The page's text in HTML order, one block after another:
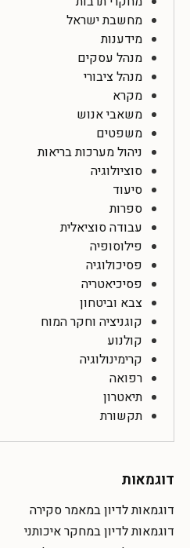
מחשבת ישראל
מידענות
מנהל עסקים
מנהל ציבורי
מקרא
משאבי אנוש
משפטים
ניהול מערכות בריאות
סוציולוגיה
סיעוד
ספרות
עבודה סוציאלית
פילוסופיה
פסיכולוגיה
פסיכיאטריה
צבא וביטחון
קוגניציה וחקר המוח
קולנוע
קרימינולוגיה
רפואה
תיאטרון
תקשורת
דוגמאות
דוגמאות לדיון במאמר סקירה
דוגמאות לדיון במחקר איכותני